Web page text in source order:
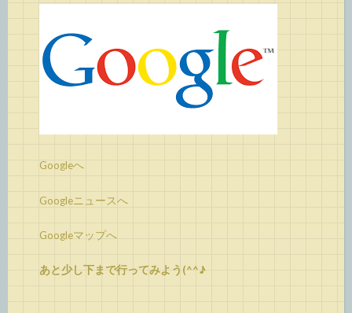
Googleへ
Googleニュースへ
Googleマップへ
あと少し下まで行ってみよう(^^♪